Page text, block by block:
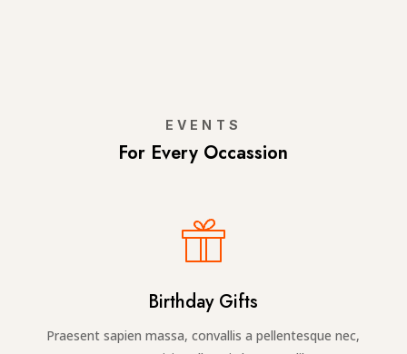
EVENTS
For Every Occassion
Birthday Gifts
Praesent sapien massa, convallis a pellentesque nec,